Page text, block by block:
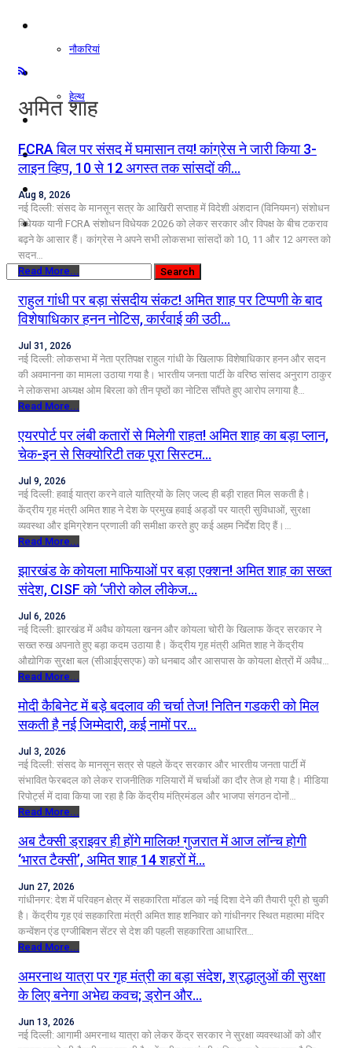
नौकरियां
हेल्थ
क्राइम
कृषि
धर्म
विज्ञान तकनीकी
अमित शाह
FCRA बिल पर संसद में घमासान तय! कांग्रेस ने जारी किया 3-
लाइन व्हिप, 10 से 12 अगस्त तक सांसदों की…
Aug 8, 2026
नई दिल्ली: संसद के मानसून सत्र के आखिरी सप्ताह में विदेशी अंशदान (विनियमन) संशोधन
विधेयक यानी FCRA संशोधन विधेयक 2026 को लेकर सरकार और विपक्ष के बीच टकराव
बढ़ने के आसार हैं। कांग्रेस ने अपने सभी लोकसभा सांसदों को 10, 11 और 12 अगस्त को
सदन…
Read More...
राहुल गांधी पर बड़ा संसदीय संकट! अमित शाह पर टिप्पणी के बाद
विशेषाधिकार हनन नोटिस, कार्रवाई की उठी…
Jul 31, 2026
नई दिल्ली: लोकसभा में नेता प्रतिपक्ष राहुल गांधी के खिलाफ विशेषाधिकार हनन और सदन
की अवमानना का मामला उठाया गया है। भारतीय जनता पार्टी के वरिष्ठ सांसद अनुराग ठाकुर
ने लोकसभा अध्यक्ष ओम बिरला को तीन पृष्ठों का नोटिस सौंपते हुए आरोप लगाया है…
Read More...
एयरपोर्ट पर लंबी कतारों से मिलेगी राहत! अमित शाह का बड़ा प्लान,
चेक-इन से सिक्योरिटी तक पूरा सिस्टम…
Jul 9, 2026
नई दिल्ली: हवाई यात्रा करने वाले यात्रियों के लिए जल्द ही बड़ी राहत मिल सकती है।
केंद्रीय गृह मंत्री अमित शाह ने देश के प्रमुख हवाई अड्डों पर यात्री सुविधाओं, सुरक्षा
व्यवस्था और इमिग्रेशन प्रणाली की समीक्षा करते हुए कई अहम निर्देश दिए हैं।…
Read More...
झारखंड के कोयला माफियाओं पर बड़ा एक्शन! अमित शाह का सख्त
संदेश, CISF को ‘जीरो कोल लीकेज…
Jul 6, 2026
नई दिल्ली: झारखंड में अवैध कोयला खनन और कोयला चोरी के खिलाफ केंद्र सरकार ने
सख्त रुख अपनाते हुए बड़ा कदम उठाया है। केंद्रीय गृह मंत्री अमित शाह ने केंद्रीय
औद्योगिक सुरक्षा बल (सीआईएसएफ) को धनबाद और आसपास के कोयला क्षेत्रों में अवैध…
Read More...
मोदी कैबिनेट में बड़े बदलाव की चर्चा तेज! नितिन गडकरी को मिल
सकती है नई जिम्मेदारी, कई नामों पर…
Jul 3, 2026
नई दिल्ली: संसद के मानसून सत्र से पहले केंद्र सरकार और भारतीय जनता पार्टी में
संभावित फेरबदल को लेकर राजनीतिक गलियारों में चर्चाओं का दौर तेज हो गया है। मीडिया
रिपोर्ट्स में दावा किया जा रहा है कि केंद्रीय मंत्रिमंडल और भाजपा संगठन दोनों…
Read More...
अब टैक्सी ड्राइवर ही होंगे मालिक! गुजरात में आज लॉन्च होगी
‘भारत टैक्सी’, अमित शाह 14 शहरों में…
Jun 27, 2026
गांधीनगर: देश में परिवहन क्षेत्र में सहकारिता मॉडल को नई दिशा देने की तैयारी पूरी हो चुकी
है। केंद्रीय गृह एवं सहकारिता मंत्री अमित शाह शनिवार को गांधीनगर स्थित महात्मा मंदिर
कन्वेंशन एंड एग्जीबिशन सेंटर से देश की पहली सहकारिता आधारित…
Read More...
अमरनाथ यात्रा पर गृह मंत्री का बड़ा संदेश, श्रद्धालुओं की सुरक्षा
के लिए बनेगा अभेद्य कवच; ड्रोन और…
Jun 13, 2026
नई दिल्ली: आगामी अमरनाथ यात्रा को लेकर केंद्र सरकार ने सुरक्षा व्यवस्थाओं को और